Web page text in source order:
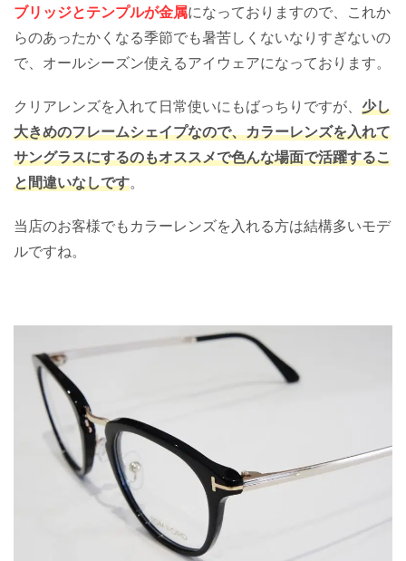
ブリッジとテンプルが金属になっておりますので、これか
らのあったかくなる季節でも暑苦しくないなりすぎないの
で、オールシーズン使えるアイウェアになっております。
クリアレンズを入れて日常使いにもばっちりですが、 少し
大きめのフレームシェイプなので、カラーレンズを入れて
サングラスにするのもオススメで色んな場面で活躍するこ
と間違いなしです。
当店のお客様でもカラーレンズを入れる方は結構多いモデ
ルですね。